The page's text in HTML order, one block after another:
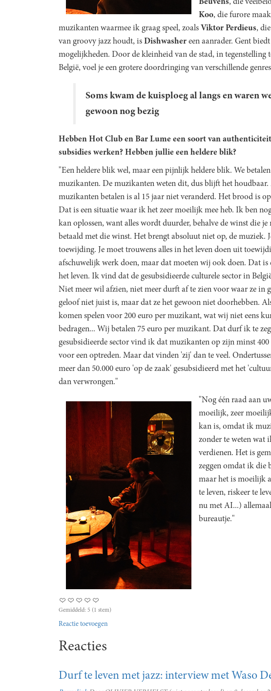
Koo, die furore
muzikanten waarmee ik graag speel, zoals Viktor Perdieus,
van groovy jazz houdt, is Dishwasher een aanrader. Gent
mogelijkheden. Door de kleinheid van de stad, in tegenstelling
België, voel je een grotere doordringing van verschillende
Soms kwam de kuisploeg al langs en waren
gewoon nog bezig
Hebben Hot Club en Bar Lume een soort van
subsidies werken? Hebben jullie een heldere blik?
"Een heldere blik wel, maar een pijnlijk heldere blik. We
muzikanten. De muzikanten weten dit, dus blijft het
muzikanten betalen is al 15 jaar niet veranderd. Het brood is
Dat is een situatie waar ik het zeer moeilijk mee heb. Ik ben
kan oplossen, want alles wordt duurder, behalve de winst die
betaald met die winst. Het brengt absoluut niet op, de muziek.
toewijding. Je moet trouwens alles in het leven doen uit
afschuwelijk werk doen, maar dat moeten wij ook doen. Dat is
het leven. Ik vind dat de gesubsidieerde culturele sector in
Niet meer wil afzien, niet meer durft af te zien voor waar ze in
geloof niet juist is, maar dat ze het gewoon niet doorhebben.
komen spelen voor 200 euro per muzikant, wat wij niet eens
bedragen... Wij betalen 75 euro per muzikant. Dat durf ik te
gesubsidieerde sector vind ik dat muzikanten op zijn minst
voor een optreden. Maar dat vinden 'zij' dan te veel.
meer dan 50.000 euro 'op de zaak' gesubsidieerd met het
dan verwrongen."
"Nog één raad aan
moeilijk, zeer
kan is, omdat ik
zonder te weten wat
verdienen. Het is
zeggen omdat ik die
maar het is moeilijk
te leven, riskeer te
nu met AI...)
bureautje."
Gemiddeld: 5 (1 stem)
Reactie toevoegen
Reacties
Durf te leven met jazz: interview met Waso